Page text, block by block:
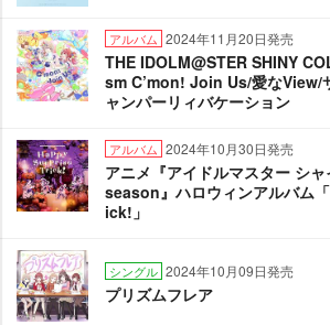
アルバム 2024年11月20日発売
THE IDOLM@STER SHINY
sm C’mon! Join Us/愛なView/
ャンパーリィバケーション
アルバム 2024年10月30日発売
アニメ『アイドルマスター シ
season』ハロウィンアルバム
ick!」
シングル 2024年10月09日発売
プリズムフレア